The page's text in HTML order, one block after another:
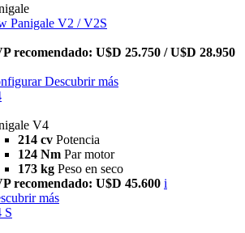
Panigale V2 / V2S
recomendado: U$D 25.750 / U$D 28.950
Descubrir más
V4
214 cv Potencia
124 Nm Par motor
173 kg Peso en seco
recomendado: U$D 45.600 i
más
S